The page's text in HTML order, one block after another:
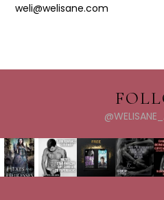
weli@welisane.com